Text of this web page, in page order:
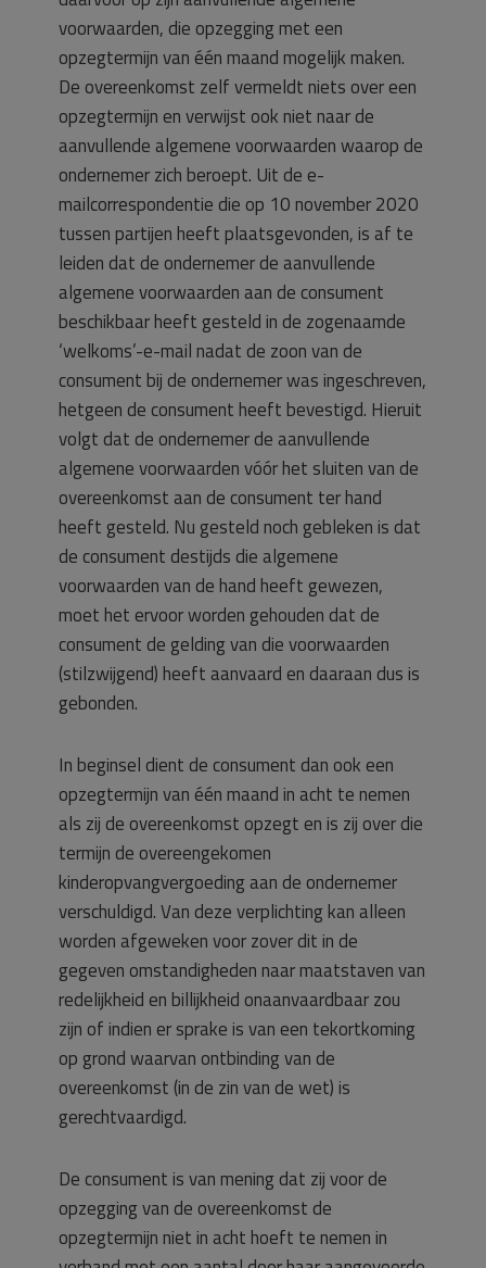
voorwaarden, die opzegging met een
opzegtermijn van één maand mogelijk maken.
De overeenkomst zelf vermeldt niets over een
opzegtermijn en verwijst ook niet naar de
aanvullende algemene voorwaarden waarop de
ondernemer zich beroept. Uit de e-
mailcorrespondentie die op 10 november 2020
tussen partijen heeft plaatsgevonden, is af te
leiden dat de ondernemer de aanvullende
algemene voorwaarden aan de consument
beschikbaar heeft gesteld in de zogenaamde
‘welkoms’-e-mail nadat de zoon van de
consument bij de ondernemer was ingeschreven,
hetgeen de consument heeft bevestigd. Hieruit
volgt dat de ondernemer de aanvullende
algemene voorwaarden vóór het sluiten van de
overeenkomst aan de consument ter hand
heeft gesteld. Nu gesteld noch gebleken is dat
de consument destijds die algemene
voorwaarden van de hand heeft gewezen,
moet het ervoor worden gehouden dat de
consument de gelding van die voorwaarden
(stilzwijgend) heeft aanvaard en daaraan dus is
gebonden.
In beginsel dient de consument dan ook een
opzegtermijn van één maand in acht te nemen
als zij de overeenkomst opzegt en is zij over die
termijn de overeengekomen
kinderopvangvergoeding aan de ondernemer
verschuldigd. Van deze verplichting kan alleen
worden afgeweken voor zover dit in de
gegeven omstandigheden naar maatstaven van
redelijkheid en billijkheid onaanvaardbaar zou
zijn of indien er sprake is van een tekortkoming
op grond waarvan ontbinding van de
overeenkomst (in de zin van de wet) is
gerechtvaardigd.
De consument is van mening dat zij voor de
opzegging van de overeenkomst de
opzegtermijn niet in acht hoeft te nemen in